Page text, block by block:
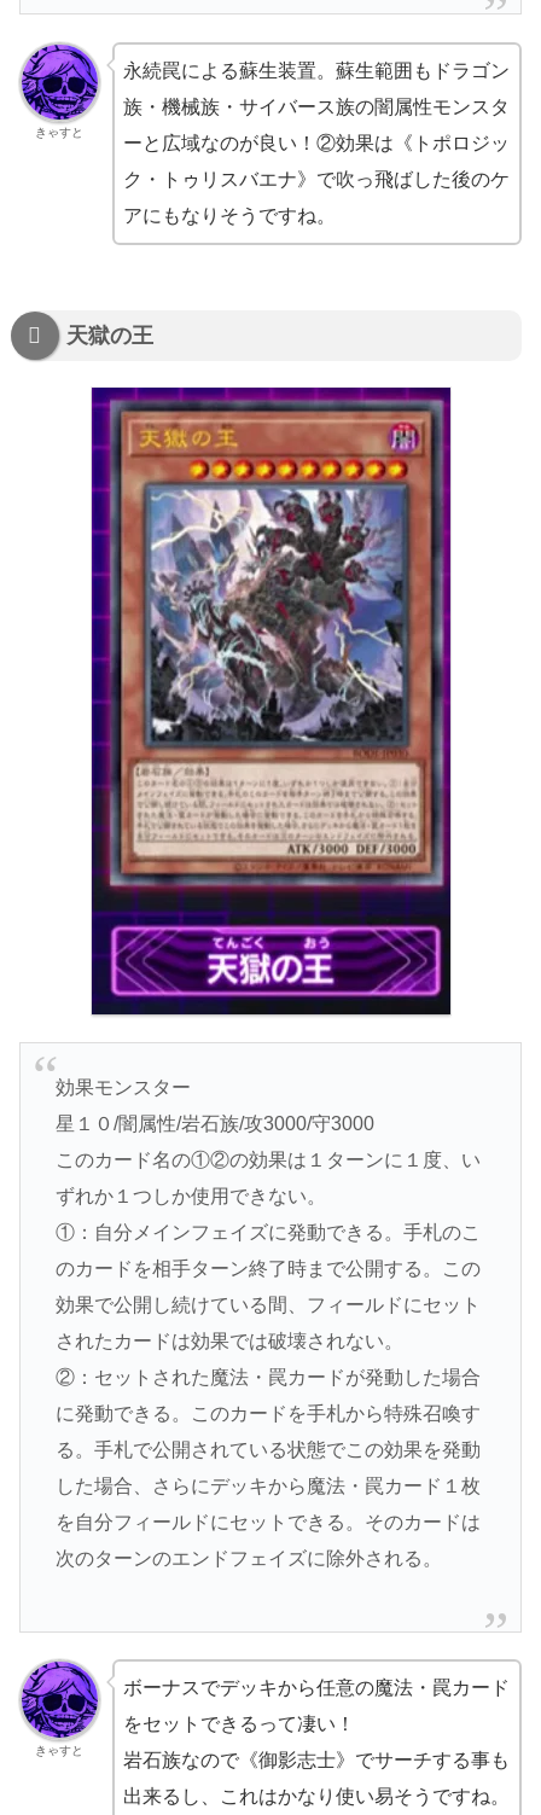
きゃすと
永続罠による蘇生装置。蘇生範囲もドラゴン
族・機械族・サイバース族の闇属性モンスタ
ーと広域なのが良い！②効果は《トポロジッ
ク・トゥリスバエナ》で吹っ飛ばした後のケ
アにもなりそうですね。
天獄の王
効果モンスター
星１０/闇属性/岩石族/攻3000/守3000
このカード名の①②の効果は１ターンに１度、い
ずれか１つしか使用できない。
①：自分メインフェイズに発動できる。手札のこ
のカードを相手ターン終了時まで公開する。この
効果で公開し続けている間、フィールドにセット
されたカードは効果では破壊されない。
②：セットされた魔法・罠カードが発動した場合
に発動できる。このカードを手札から特殊召喚す
る。手札で公開されている状態でこの効果を発動
した場合、さらにデッキから魔法・罠カード１枚
を自分フィールドにセットできる。そのカードは
次のターンのエンドフェイズに除外される。
きゃすと
ボーナスでデッキから任意の魔法・罠カード
をセットできるって凄い！
岩石族なので《御影志士》でサーチする事も
出来るし、これはかなり使い易そうですね。